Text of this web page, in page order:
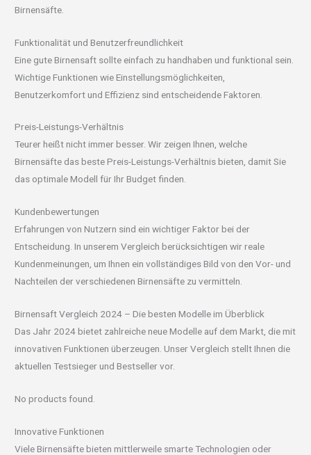
Birnensäfte.
Funktionalität und Benutzerfreundlichkeit
Eine gute Birnensaft sollte einfach zu handhaben und funktional sein.
Wichtige Funktionen wie Einstellungsmöglichkeiten,
Benutzerkomfort und Effizienz sind entscheidende Faktoren.
Preis-Leistungs-Verhältnis
Teurer heißt nicht immer besser. Wir zeigen Ihnen, welche
Birnensäfte das beste Preis-Leistungs-Verhältnis bieten, damit Sie
das optimale Modell für Ihr Budget finden.
Kundenbewertungen
Erfahrungen von Nutzern sind ein wichtiger Faktor bei der
Entscheidung. In unserem Vergleich berücksichtigen wir reale
Kundenmeinungen, um Ihnen ein vollständiges Bild von den Vor- und
Nachteilen der verschiedenen Birnensäfte zu vermitteln.
Birnensaft Vergleich 2024 – Die besten Modelle im Überblick
Das Jahr 2024 bietet zahlreiche neue Modelle auf dem Markt, die mit
innovativen Funktionen überzeugen. Unser Vergleich stellt Ihnen die
aktuellen Testsieger und Bestseller vor.
No products found.
Innovative Funktionen
Viele Birnensäfte bieten mittlerweile smarte Technologien oder